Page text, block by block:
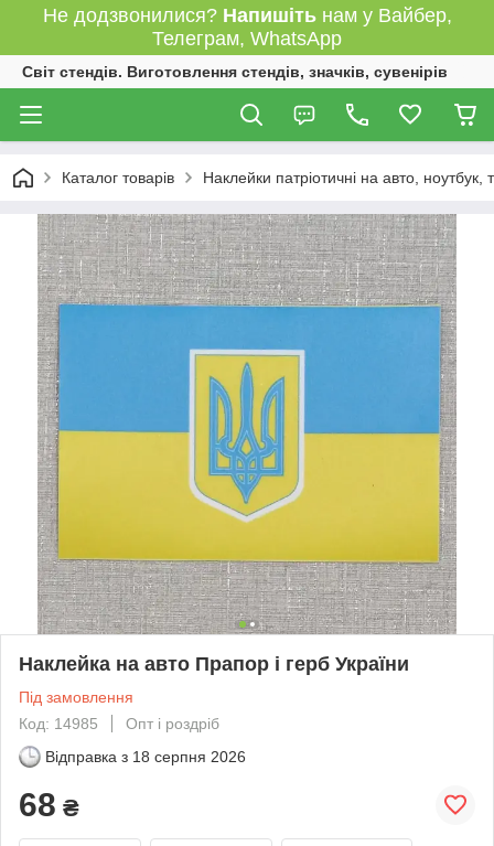
Не додзвонилися? Напишітьнам у Вайбер,
Телеграм, WhatsApp
Світ стендів. Виготовлення стендів, значків, сувенірів
Каталог товарів Наклейки патріотичні на авто,
Наклейка на авто Прапор і герб України
Під замовлення
Код: 14985
Опт і роздріб
Відправка з 18 серпня 2026
68 ₴